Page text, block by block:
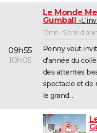
09h55
10h05
Le Monde
Gumball
10mn - Série
Penny veut
d'année du
des attentes
spectacle et de
le grand...